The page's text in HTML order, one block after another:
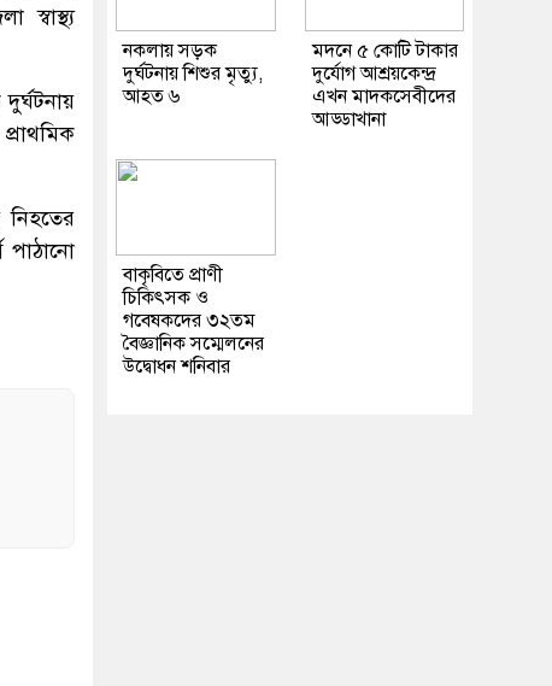
নিহতের
পাঠানো
নকলায় সড়ক
দুর্ঘটনায় শিশুর মৃত্যু,
আহত ৬
মদনে ৫ কোটি টাকার
দুর্যোগ আশ্রয়কেন্দ্র
এখন মাদকসেবীদের
আড্ডাখানা
বাকৃবিতে প্রাণী
চিকিৎসক ও
গবেষকদের ৩২তম
বৈজ্ঞানিক সম্মেলনের
উদ্বোধন শনিবার